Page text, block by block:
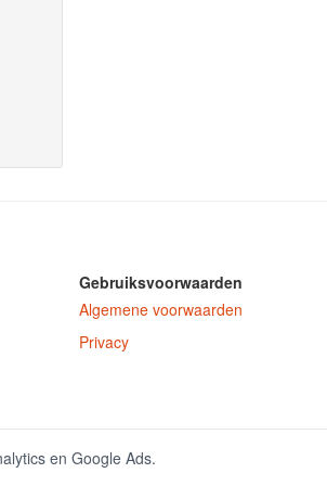
Gebruiksvoorwaarden
Algemene voorwaarden
Privacy
en Google Ads.